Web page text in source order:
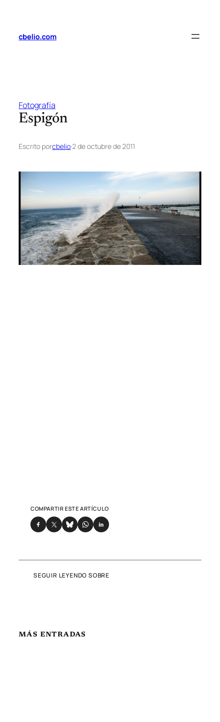
contenido
cbelio.com
Fotografía
Espigón
Escrito porcbelio·2 de octubre de 2011
COMPARTIR ESTE ARTÍCULO
SEGUIR LEYENDO SOBRE
MÁS ENTRADAS